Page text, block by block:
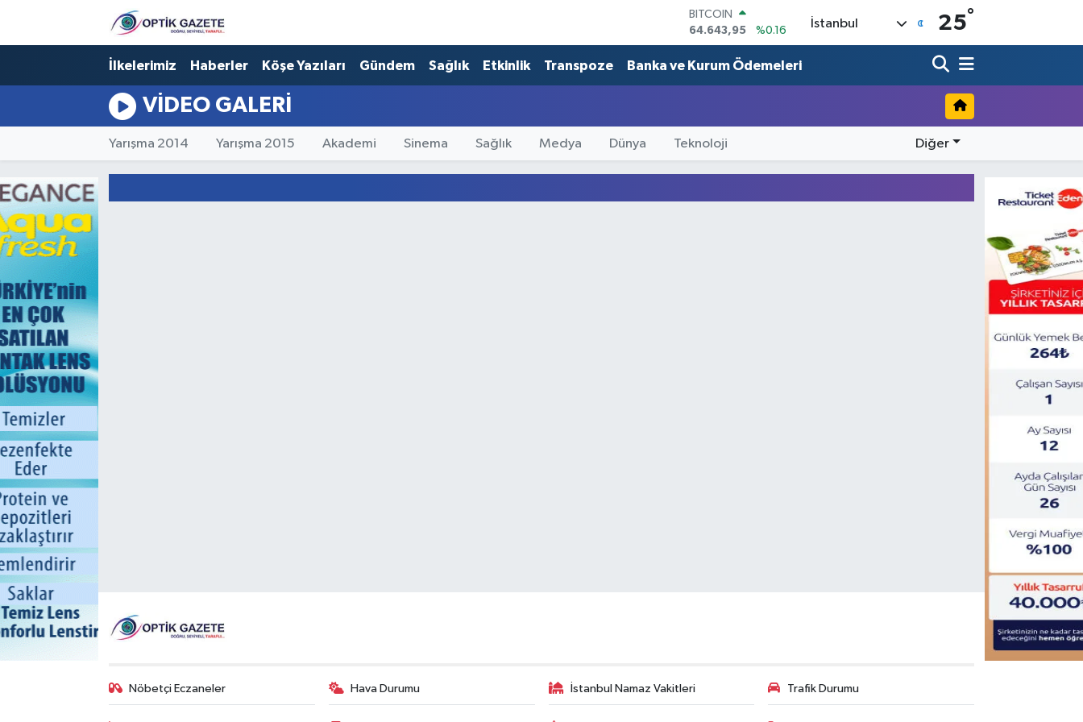
BITCOIN
64.643,95
%0.16
DOLAR
47,6006
%0.06
64,2398
%0.2
GRAM ALTIN
6500.87
%0.12
BİST100
İstanbul 25°
İlkelerimiz Haberler Köşe Yazıları Gündem Sağlık Etkinlik Transpoze Banka ve Kurum Ödemeleri
VIDEO GALERI
Yarışma 2014 Yarışma 2015 Akademi Sinema Sağlık Medya Dünya Teknoloji Diğer
Nöbetçi Eczaneler Hava Durumu İstanbul Namaz Vakitleri Trafik Durumu
Nöbetçi Eczaneler
Hava Durumu
İstanbul Namaz Vakitleri
Trafik Durumu
Süper Lig Puan Durumu ve Fikstür
Son Dakika Haberleri
Haber Arşivi